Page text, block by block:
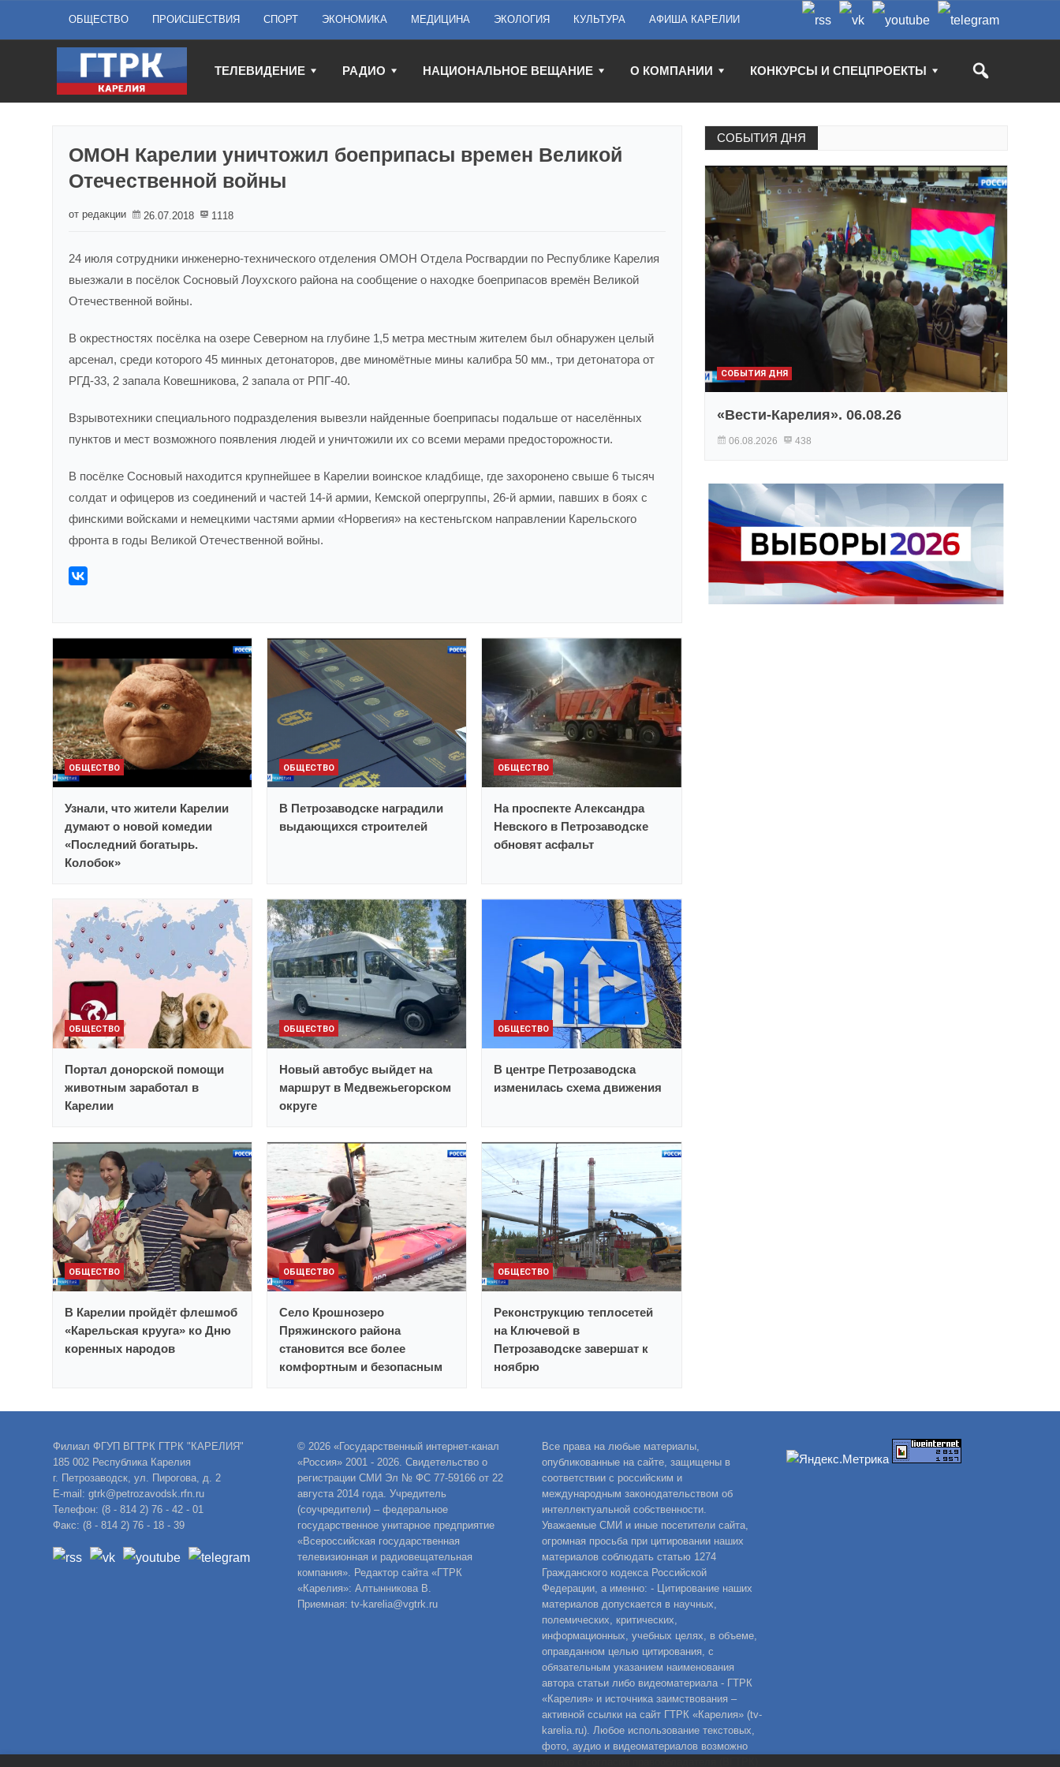
ОБЩЕСТВО ПРОИСШЕСТВИЯ СПОРТ ЭКОНОМИКА МЕДИЦИНА ЭКОЛОГИЯ КУЛЬТУРА АФИША КАРЕЛИИ
ТЕЛЕВИДЕНИЕ РАДИО НАЦИОНАЛЬНОЕ ВЕЩАНИЕ О КОМПАНИИ КОНКУРСЫ И СПЕЦПРОЕКТЫ
ОМОН Карелии уничтожил боеприпасы времен Великой
Отечественной войны
от редакции 26.07.2018 1118
24 июля сотрудники инженерно-технического отделения ОМОН Отдела Росгвардии по Республике Карелия
выезжали в посёлок Сосновый Лоухского района на сообщение о находке боеприпасов времён Великой
Отечественной войны.
В окрестностях посёлка на озере Северном на глубине 1,5 метра местным жителем был обнаружен целый
арсенал, среди которого 45 минных детонаторов, две миномётные мины калибра 50 мм., три детонатора от
РГД-33, 2 запала Ковешникова, 2 запала от РПГ-40.
Взрывотехники специального подразделения вывезли найденные боеприпасы подальше от населённых
пунктов и мест возможного появления людей и уничтожили их со всеми мерами предосторожности.
В посёлке Сосновый находится крупнейшее в Карелии воинское кладбище, где захоронено свыше 6 тысяч
солдат и офицеров из соединений и частей 14-й армии, Кемской опергруппы, 26-й армии, павших в боях с
финскими войсками и немецкими частями армии «Норвегия» на кестеньгском направлении Карельского
фронта в годы Великой Отечественной войны.
ОБЩЕСТВО
Узнали, что жители Карелии
думают о новой комедии
«Последний богатырь.
Колобок»
ОБЩЕСТВО
В Петрозаводске наградили
выдающихся строителей
ОБЩЕСТВО
На проспекте Александра
Невского в Петрозаводске
обновят асфальт
ОБЩЕСТВО
Портал донорской помощи
животным заработал в
Карелии
ОБЩЕСТВО
Новый автобус выйдет на
маршрут в Медвежьегорском
округе
ОБЩЕСТВО
В центре Петрозаводска
изменилась схема движения
ОБЩЕСТВО
В Карелии пройдёт флешмоб
«Карельская крууга» ко Дню
коренных народов
ОБЩЕСТВО
Село Крошнозеро
Пряжинского района
становится все более
комфортным и безопасным
ОБЩЕСТВО
Реконструкцию теплосетей
на Ключевой в
Петрозаводске завершат к
ноябрю
СОБЫТИЯ ДНЯ
СОБЫТИЯ ДНЯ
«Вести-Карелия». 06.08.26
06.08.2026 438
Филиал ФГУП ВГТРК ГТРК "КАРЕЛИЯ"
185 002 Республика Карелия
г. Петрозаводск, ул. Пирогова, д. 2
E-mail: gtrk@petrozavodsk.rfn.ru
Телефон: (8 - 814 2) 76 - 42 - 01
Факс: (8 - 814 2) 76 - 18 - 39
© 2026 «Государственный интернет-канал
«Россия» 2001 - 2026. Свидетельство о
регистрации СМИ Эл № ФС 77-59166 от 22
августа 2014 года. Учредитель
(соучредители) – федеральное
государственное унитарное предприятие
«Всероссийская государственная
телевизионная и радиовещательная
компания». Редактор сайта «ГТРК
«Карелия»: Алтынникова В.
Приемная: tv-karelia@vgtrk.ru
Все права на любые материалы,
опубликованные на сайте, защищены в
соответствии с российским и
международным законодательством об
интеллектуальной собственности.
Уважаемые СМИ и иные посетители сайта,
огромная просьба при цитировании наших
материалов соблюдать статью 1274
Гражданского кодекса Российской
Федерации, а именно: - Цитирование наших
материалов допускается в научных,
полемических, критических,
информационных, учебных целях, в объеме,
оправданном целью цитирования, с
обязательным указанием наименования
автора статьи либо видеоматериала - ГТРК
«Карелия» и источника заимствования –
активной ссылки на сайт ГТРК «Карелия» (tv-
karelia.ru). Любое использование текстовых,
фото, аудио и видеоматериалов возможно